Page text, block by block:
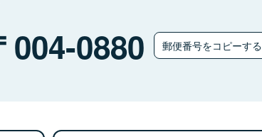
004-0880 郵便番号をコピーする